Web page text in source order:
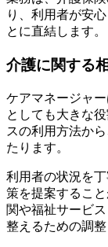
り、利用者が安
とに直結します。
介護に関する
ケアマネージャ
としても大きな
スの利用方法か
たります。
利用者の状況を
策を提案するこ
関や福祉サービ
整えるための調整